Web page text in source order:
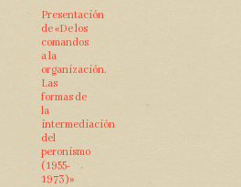
Presentación
de «De los
comandos
a la
organización.
Las
formas de
la
intermediación
del
peronismo
(1955-
1973)»